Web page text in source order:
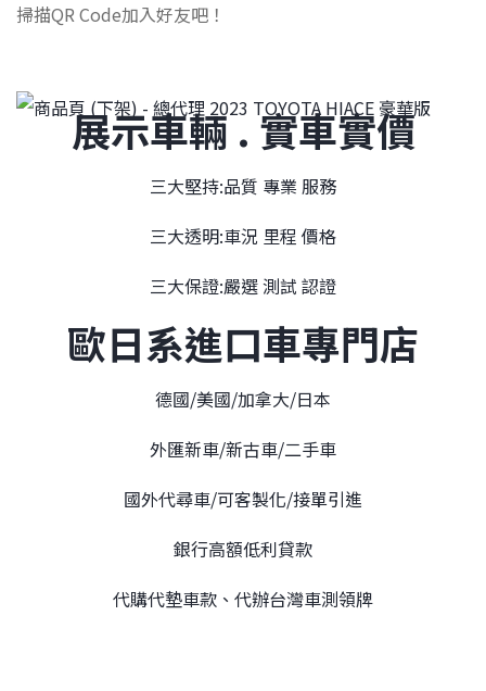
掃描QR Code加入好友吧！
展示車輛 . 實車實價
三大堅持:品質 專業 服務
三大透明:車況 里程 價格
三大保證:嚴選 測試 認證
歐日系進口車專門店
德國/美國/加拿大/日本
外匯新車/新古車/二手車
國外代尋車/可客製化/接單引進
銀行高額低利貸款
代購代墊車款、代辦台灣車測領牌